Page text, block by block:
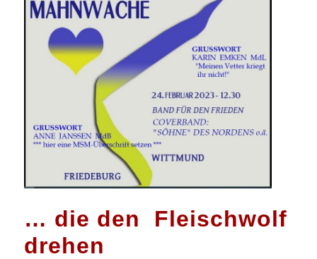
… die den Fleischwolf
drehen